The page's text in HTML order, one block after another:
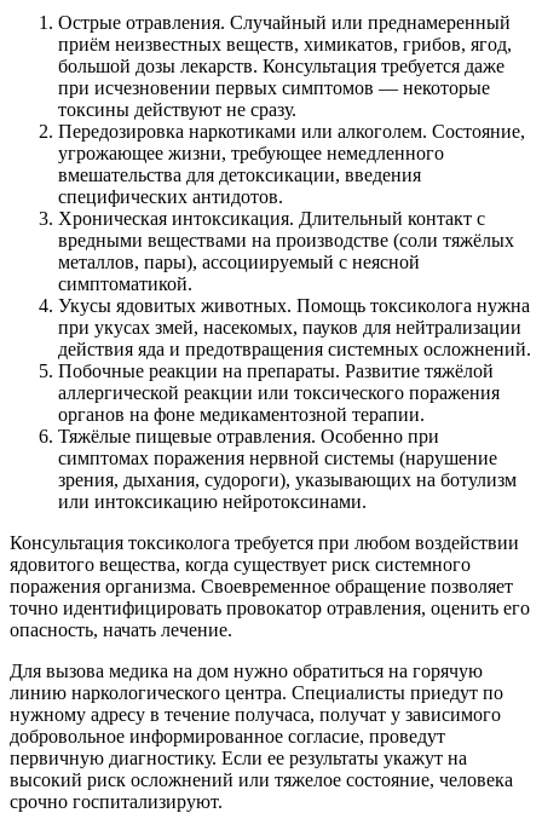
Острые отравления. Случайный или преднамеренный
приём неизвестных веществ, химикатов, грибов, ягод,
большой дозы лекарств. Консультация требуется даже
при исчезновении первых симптомов — некоторые
токсины действуют не сразу.
Передозировка наркотиками или алкоголем. Состояние,
угрожающее жизни, требующее немедленного
вмешательства для детоксикации, введения
специфических антидотов.
Хроническая интоксикация. Длительный контакт с
вредными веществами на производстве (соли тяжёлых
металлов, пары), ассоциируемый с неясной
симптоматикой.
Укусы ядовитых животных. Помощь токсиколога нужна
при укусах змей, насекомых, пауков для нейтрализации
действия яда и предотвращения системных осложнений.
Побочные реакции на препараты. Развитие тяжёлой
аллергической реакции или токсического поражения
органов на фоне медикаментозной терапии.
Тяжёлые пищевые отравления. Особенно при
симптомах поражения нервной системы (нарушение
зрения, дыхания, судороги), указывающих на ботулизм
или интоксикацию нейротоксинами.
Консультация токсиколога требуется при любом воздействии
ядовитого вещества, когда существует риск системного
поражения организма. Своевременное обращение позволяет
точно идентифицировать провокатор отравления, оценить его
опасность, начать лечение.
Для вызова медика на дом нужно обратиться на горячую
линию наркологического центра. Специалисты приедут по
нужному адресу в течение получаса, получат у зависимого
добровольное информированное согласие, проведут
первичную диагностику. Если ее результаты укажут на
высокий риск осложнений или тяжелое состояние, человека
срочно госпитализируют.